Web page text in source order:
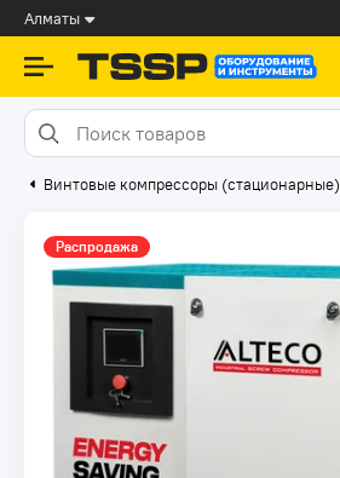
Алматы
Винтовые компрессоры (стационарные)
Распродажа